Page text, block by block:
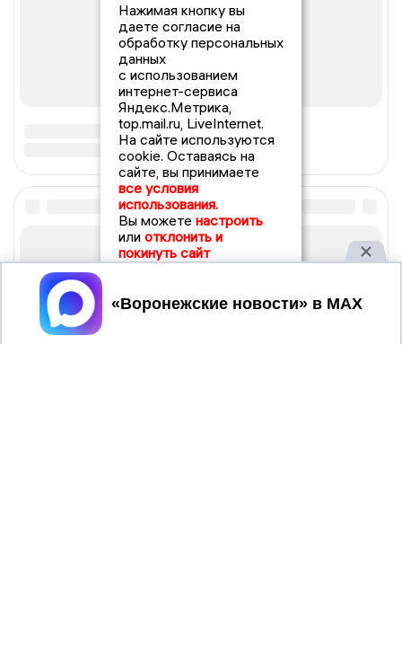
Нажимая кнопку вы
даете согласие на
обработку персональных
данных
с использованием
интернет-сервиса
Яндекс.Метрика,
top.mail.ru, LiveInternet.
На сайте используются
cookie. Оставаясь на
сайте, вы принимаете
все условия
использования.
Вы можете настроить
или отклонить и
покинуть сайт
Принять